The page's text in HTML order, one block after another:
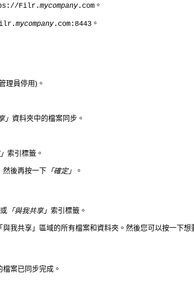
Filr.mycompany.com 。
mycompany.com:8443 。
理員停用)。
」 資料夾中的檔案同步。
索引標籤。
然後再按一下 「確定」 。
或 「與我共享」 索引標籤。
與我共享」區域的所有檔案和資料夾。然後您可以按一下
案已同步完成。